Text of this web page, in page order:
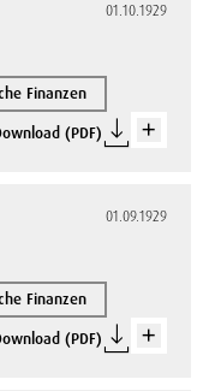
01.10.1929
Finanzen
(PDF)
01.09.1929
Finanzen
(PDF)